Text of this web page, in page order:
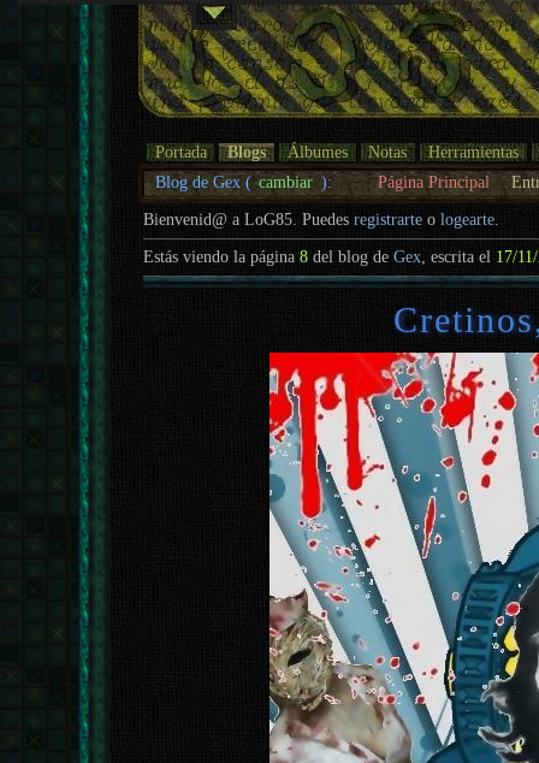
Portada Blogs Álbumes Notas
Herramientas
Blog de Gex ( cambiar ): Página Principal
Bienvenid@ a LoG85. Puedesregistrarte ologearte.
Estás viendo la página8 del blog deGex , escrita el 17/